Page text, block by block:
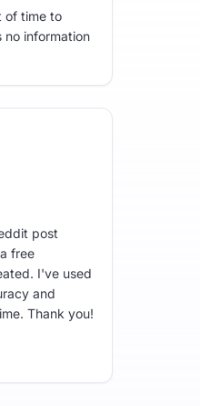
of time to
no information
post
free
I've used
and
Thank you!